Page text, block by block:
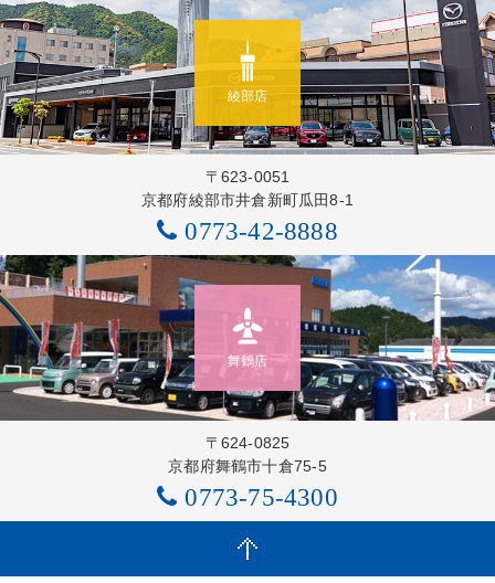
綾部店
〒623-0051
京都府綾部市井倉新町瓜田8-1
0773-42-8888
舞鶴店
〒624-0825
京都府舞鶴市十倉75-5
0773-75-4300